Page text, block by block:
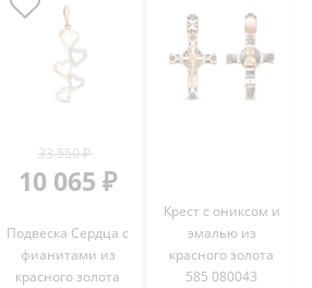
33 550 ₽
10 065 ₽
Подвеска Сердца с
фианитами из
красного золота
Крест с ониксом и
эмалью из
красного золота
585 080043